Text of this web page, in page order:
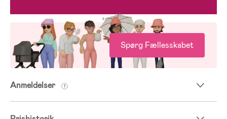
Spørg Fællesskabet
Anmeldelser